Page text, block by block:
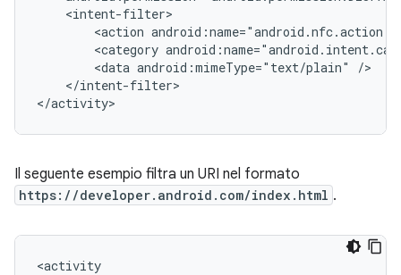
<action
<category
<data android:mimeType="text/plain"
</intent-filter>
</activity>
Il seguente esempio filtra un URI nel formato
https://developer.android.com/index.html .